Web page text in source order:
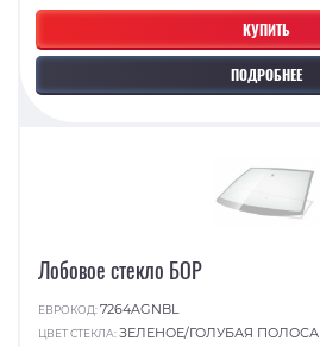
КУПИТЬ
ПОДРОБНЕЕ
Лобовое стекло БОР
ЕВРОКОД:7264AGNBL
ЦВЕТ СТЕКЛА:ЗЕЛЕНОЕ/ГОЛУБАЯ ПОЛОСА